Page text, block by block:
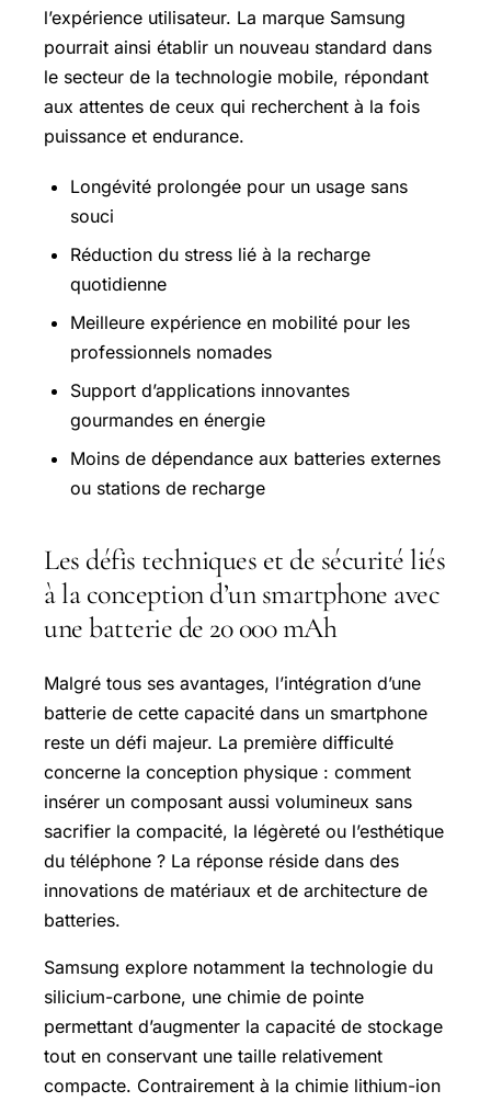
l’expérience utilisateur. La marque Samsung
pourrait ainsi établir un nouveau standard dans
le secteur de la technologie mobile, répondant
aux attentes de ceux qui recherchent à la fois
puissance et endurance.
Longévité prolongée pour un usage sans
souci
Réduction du stress lié à la recharge
quotidienne
Meilleure expérience en mobilité pour les
professionnels nomades
Support d’applications innovantes
gourmandes en énergie
Moins de dépendance aux batteries externes
ou stations de recharge
Les défis techniques et de sécurité liés
à la conception d’un smartphone avec
une batterie de 20 000 mAh
Malgré tous ses avantages, l’intégration d’une
batterie de cette capacité dans un smartphone
reste un défi majeur. La première difficulté
concerne la conception physique : comment
insérer un composant aussi volumineux sans
sacrifier la compacité, la légèreté ou l’esthétique
du téléphone ? La réponse réside dans des
innovations de matériaux et de architecture de
batteries.
Samsung explore notamment la technologie du
silicium-carbone, une chimie de pointe
permettant d’augmenter la capacité de stockage
tout en conservant une taille relativement
compacte. Contrairement à la chimie lithium-ion